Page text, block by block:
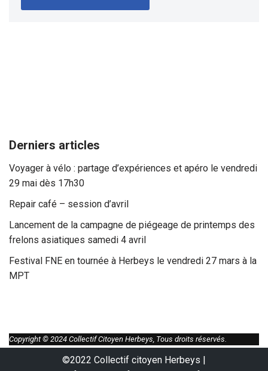
Derniers articles
Voyager à vélo : partage d’expériences et apéro le vendredi
29 mai dès 17h30
Repair café – session d’avril
Lancement de la campagne de piégeage de printemps des
frelons asiatiques samedi 4 avril
Festival FNE en tournée à Herbeys le vendredi 27 mars à la
MPT
Copyright © 2024 Collectif Citoyen Herbeys, Tous droits réservés.
©2022 Collectif citoyen Herbeys |